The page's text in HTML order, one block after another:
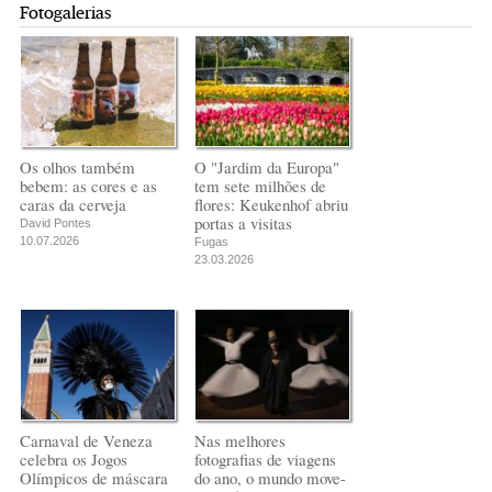
Fotogalerias
Os olhos também
bebem: as cores e as
caras da cerveja
David Pontes
10.07.2026
O "Jardim da Europa"
tem sete milhões de
flores: Keukenhof abriu
portas a visitas
Fugas
23.03.2026
Carnaval de Veneza
celebra os Jogos
Olímpicos de máscara
Nas melhores
fotografias de viagens
do ano, o mundo move-